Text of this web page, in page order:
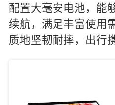
配置大毫安电池，能
续航，满足丰富使用
质地坚韧耐摔，出行